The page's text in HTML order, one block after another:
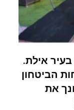
אילת.
הביטחון
את